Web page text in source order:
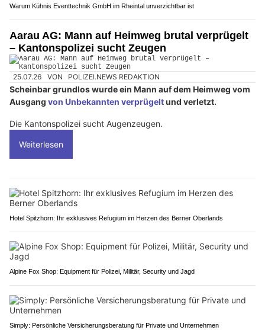
Warum Kühnis Eventtechnik GmbH im Rheintal unverzichtbar ist
Aarau AG: Mann auf Heimweg brutal verprügelt
– Kantonspolizei sucht Zeugen
25.07.26 VON POLIZEI.NEWS REDAKTION
Scheinbar grundlos wurde ein Mann auf dem Heimweg vom
Ausgang von Unbekannten verprügeltund verletzt.
Die Kantonspolizei sucht Augenzeugen.
Weiterlesen
Hotel Spitzhorn: Ihr exklusives Refugium im Herzen des Berner Oberlands
Alpine Fox Shop: Equipment für Polizei, Militär, Security und Jagd
Simply: Persönliche Versicherungsberatung für Private und Unternehmen